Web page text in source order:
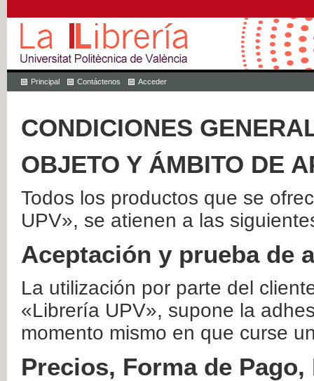
Principal Contáctenos Acceder
CONDICIONES
OBJETO Y ÁMBITO DE
Todos los productos que se
UPV», se atienen a las
Aceptación y prueba de
La utilización por parte del
«Librería UPV», supone la
momento mismo en que curse
Precios, Forma de